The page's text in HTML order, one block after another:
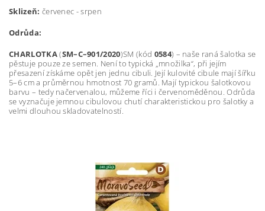
Sklizeň: červenec - srpen
Odrůda:
CHARLOTKA(SM–C–901/2020)SM (kód 0584) – naše raná šalotka se
pěstuje pouze ze semen. Není to typická „množilka“, při jejím
přesazení získáme opět jen jednu cibuli. Její kulovité cibule mají šířku
5–6 cm a průměrnou hmotnost 70 gramů. Mají typickou šalotkovou
barvu – tedy načervenalou, můžeme říci i červenoměděnou. Odrůda
se vyznačuje jemnou cibulovou chutí charakteristickou pro šalotky a
velmi dlouhou skladovatelností.